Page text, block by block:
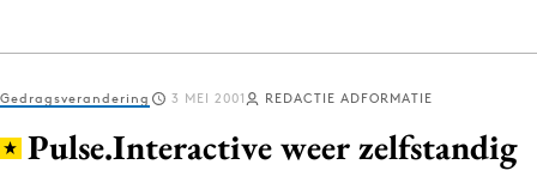
Log in
Gedragsverandering 3 MEI 2001 REDACTIE ADFORMATIE
Pulse.Interactive weer zelfstandig